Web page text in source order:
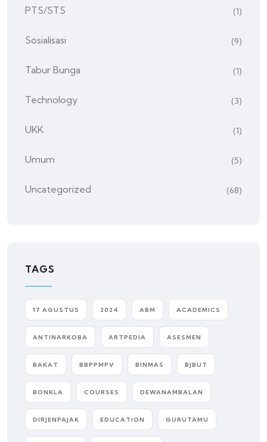
PTS/STS (1)
Sosialisasi (9)
Tabur Bunga (1)
Technology (3)
UKK (1)
Umum (5)
Uncategorized (68)
TAGS
17 AGUSTUS 2024 ABM ACADEMICS
ANTINARKOBA ARTPEDIA ASESMEN
BAKAT BBPPMPV BINMAS BJBUT
BONKLA COURSES DEWANAMBALAN
DIRJENPAJAK EDUCATION GURUTAMU